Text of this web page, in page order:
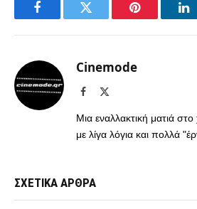
FacebookTwitter Pinterest
Cinemode
Facebook
Μια εναλλακτική ματιά
με λίγα λόγια και πολλά
ΣΧΕΤΙΚΑ ΑΡΘΡΑ